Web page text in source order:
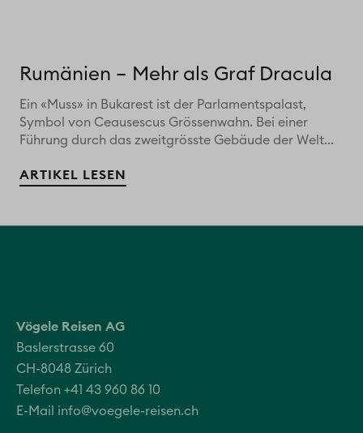
Rumänien – Mehr als Graf Dracula
Ein «Muss» in Bukarest ist der Parlamentspalast,
Symbol von Ceausescus Grössenwahn. Bei einer
Führung durch das zweitgrösste Gebäude der Welt...
ARTIKEL LESEN
Vögele Reisen AG
Baslerstrasse 60
CH-8048 Zürich
Telefon +41 43 960 86 10
E-Mail info@voegele-reisen.ch